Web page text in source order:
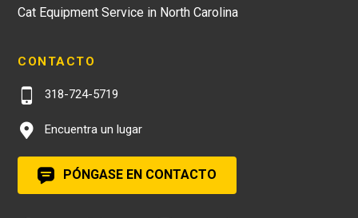
Cat Equipment Service in North Carolina
CONTACTO
318-724-5719
Encuentra un lugar
PÓNGASE EN CONTACTO